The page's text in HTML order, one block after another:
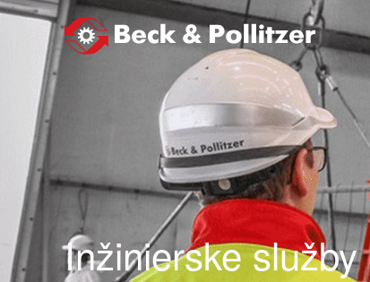
Skip to main content
Inžinierske služby